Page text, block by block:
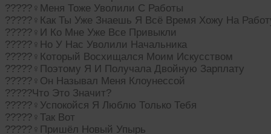
?????‍♀Меня Тоже Уволили С Работы
?????‍♀Как Ты Уже Знаешь Я Всё Время Хожу На
?????‍♀И Ко Мне Уже Все Привыкли
?????‍♀Но У Нас Уволили Начальника
?????‍♀Который Восхищался Моим Искусством
?????‍♀Поэтому Я И Получала Двойную Зарплату
?????‍♀Он Называл Меня Клоунессой
?????Что Это Значит?
?????‍♀Успокойся Я Люблю Только Тебя
?????‍♀Так Вот
?????‍♀️Пришёл Новый Упырь